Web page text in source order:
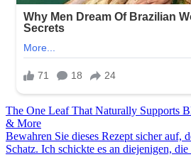
Post
navigation
The One Leaf That Naturally Supports
& More
Bewahren Sie dieses Rezept sicher auf,
Schatz. Ich schickte es an diejenigen,